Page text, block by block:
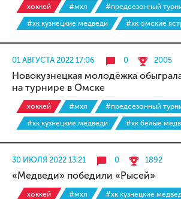
хоккей #мхл
#предсезонный
#хк кузнецкие медведи
#хк омские
01 АВГУСТА 2022 17:06 0 2005
Новокузнецкая молодёжка
на турнире в Омске
хоккей #мхл
#предсезонный
#хк кузнецкие медведи
#хк белые
30 ИЮЛЯ 2022 13:21 0 1892
«Медведи» победили «Рысей»
хоккей #мхл
#хк кузнецкие